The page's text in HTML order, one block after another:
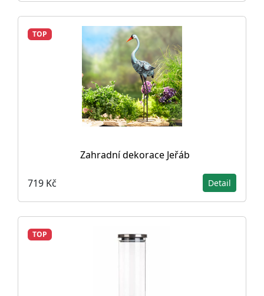
TOP
Zahradní dekorace Jeřáb
719 Kč Detail
TOP